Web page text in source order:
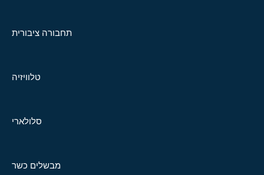
תחבורה ציבורית
טלוויזיה
סלולארי
מבשלים כשר